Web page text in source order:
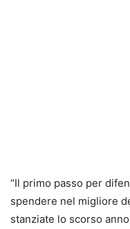
“Il primo passo per
spendere nel migliore
stanziate lo scorso